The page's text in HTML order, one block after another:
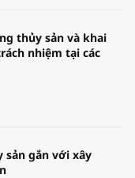
thủy sản và khai
nhiệm tại các
sản gắn với xây